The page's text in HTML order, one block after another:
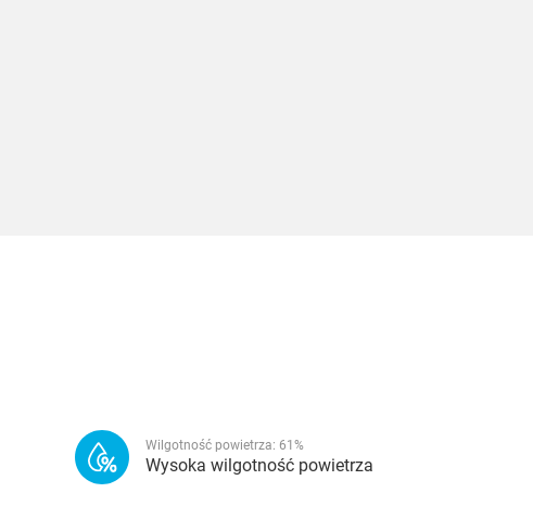
Wilgotność powietrza: 61 %
Wysoka wilgotność powietrza